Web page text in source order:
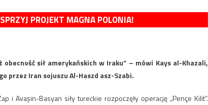
PROJEKT MAGNA POLONIA!
sił amerykańskich w Iraku” – mówi Kays al-Khazali,
przez Iran sojuszu Al-Haszd asz-Szabi.
Avaşin-Basyan siły tureckie rozpoczęły operację „Pençe Kilit”.